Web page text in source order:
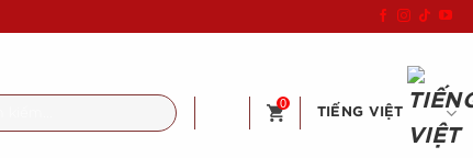
0
TIẾNG VIỆT